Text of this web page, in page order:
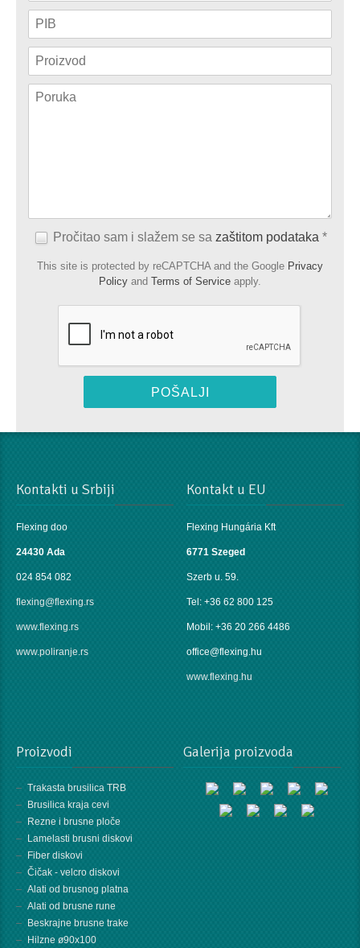
Pročitao sam i slažem se sa zaštitom podataka *
This site is protected by reCAPTCHA and the Google Privacy
Policy and Terms of Service apply.
VAŽNO !
OBAVESTAVAMO NAŠE CENJENE KUPCE I POSETIOCE
DA SMO NA KOLEKTIVNOM GODIŠNJEM ODMORU OD
Kontakti u Srbiji
Flexing doo
24430 Ada
024 854 082
flexing@flexing.rs
www.flexing.rs
www.poliranje.rs
Kontakt u EU
Flexing Hungária Kft
6771 Szeged
Szerb u. 59.
Tel: +36 62 800 125
Mobil: +36 20 266 4486
office@flexing.hu
www.flexing.hu
Proizvodi
Trakasta brusilica TRB
Brusilica kraja cevi
Rezne i brusne ploče
Lamelasti brusni diskovi
Fiber diskovi
Čičak - velcro diskovi
Alati od brusnog platna
Alati od brusne rune
Beskrajne brusne trake
Hilzne ø90x100
Galerija proizvoda